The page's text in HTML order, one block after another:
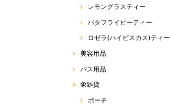
レモングラスティー
バタフライピーティー
ロゼラ(ハイビスカス)ティー
美容用品
バス用品
象雑貨
ポーチ